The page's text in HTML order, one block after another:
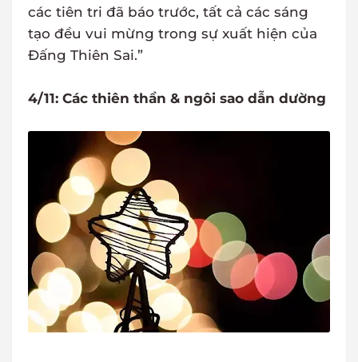
các tiên tri đã báo trước, tất cả các sáng
tạo đều vui mừng trong sự xuất hiện của
Đấng Thiên Sai.”
4/11: Các thiên thần & ngôi sao dẫn dường